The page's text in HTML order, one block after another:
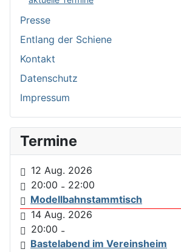
Presse
Entlang der Schiene
Kontakt
Datenschutz
Impressum
Termine
12 Aug. 2026
20:00 - 22:00
Modellbahnstammtisch
14 Aug. 2026
20:00 -
Bastelabend im Vereinsheim